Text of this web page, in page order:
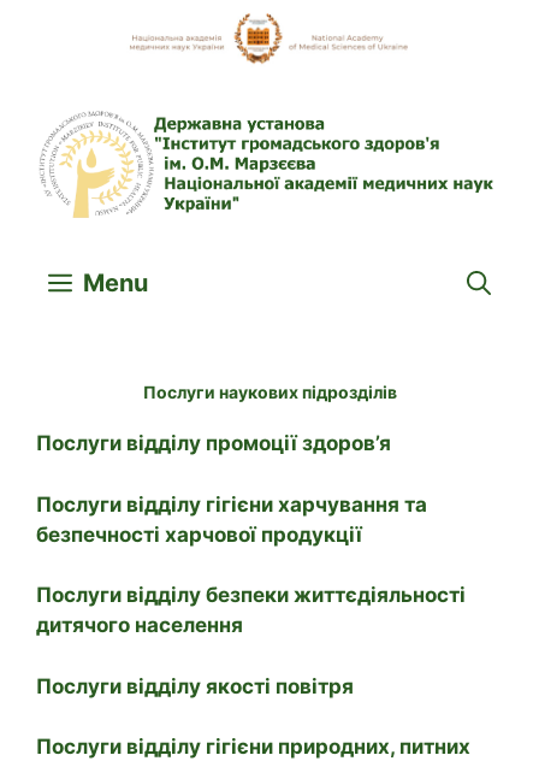
Menu
Послуги наукових підрозділів
Послуги відділу промоції здоров’я
Послуги відділу гігієни харчування та
безпечності харчової продукції
Послуги відділу безпеки життєдіяльності
дитячого населення
Послуги відділу якості повітря
Послуги відділу гігієни природних, питних